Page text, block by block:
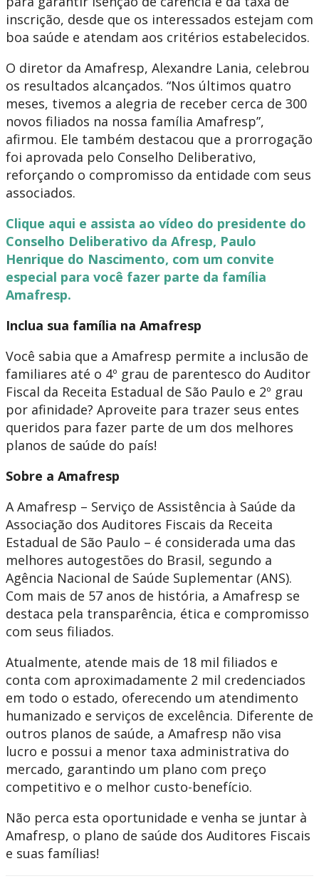
inscrição, desde que os interessados estejam com
boa saúde e atendam aos critérios estabelecidos.
O diretor da Amafresp, Alexandre Lania, celebrou
os resultados alcançados. “Nos últimos quatro
meses, tivemos a alegria de receber cerca de 300
novos filiados na nossa família Amafresp”,
afirmou. Ele também destacou que a prorrogação
foi aprovada pelo Conselho Deliberativo,
reforçando o compromisso da entidade com seus
associados.
Clique aqui e assista ao vídeo do presidente do
Conselho Deliberativo da Afresp, Paulo
Henrique do Nascimento, com um convite
especial para você fazer parte da família
Amafresp.
Inclua sua família na Amafresp
Você sabia que a Amafresp permite a inclusão de
familiares até o 4º grau de parentesco do Auditor
Fiscal da Receita Estadual de São Paulo e 2º grau
por afinidade? Aproveite para trazer seus entes
queridos para fazer parte de um dos melhores
planos de saúde do país!
Sobre a Amafresp
A Amafresp – Serviço de Assistência à Saúde da
Associação dos Auditores Fiscais da Receita
Estadual de São Paulo – é considerada uma das
melhores autogestões do Brasil, segundo a
Agência Nacional de Saúde Suplementar (ANS).
Com mais de 57 anos de história, a Amafresp se
destaca pela transparência, ética e compromisso
com seus filiados.
Atualmente, atende mais de 18 mil filiados e
conta com aproximadamente 2 mil credenciados
em todo o estado, oferecendo um atendimento
humanizado e serviços de excelência. Diferente de
outros planos de saúde, a Amafresp não visa
lucro e possui a menor taxa administrativa do
mercado, garantindo um plano com preço
competitivo e o melhor custo-benefício.
Não perca esta oportunidade e venha se juntar à
Amafresp, o plano de saúde dos Auditores Fiscais
e suas famílias!